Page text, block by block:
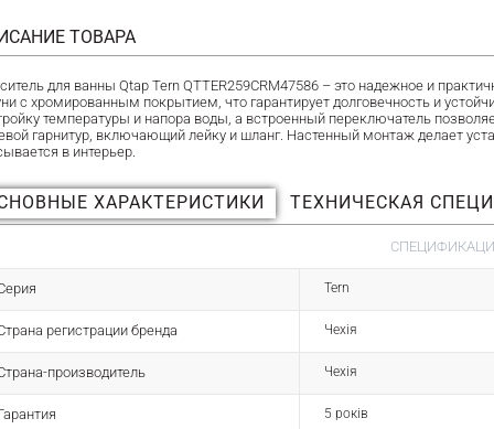
ТОВАРА
для ванны Qtap Tern QTTER259CRM47586 – это надежное и
с хромированным покрытием, что гарантирует долговечность и
температуры и напора воды, а встроенный переключатель
гарнитур, включающий лейку и шланг. Настенный монтаж делает
в интерьер.
ХАРАКТЕРИСТИКИ ТЕХНИЧЕСКАЯ
Tern
регистрации бренда Чехія
производитель Чехія
5 років